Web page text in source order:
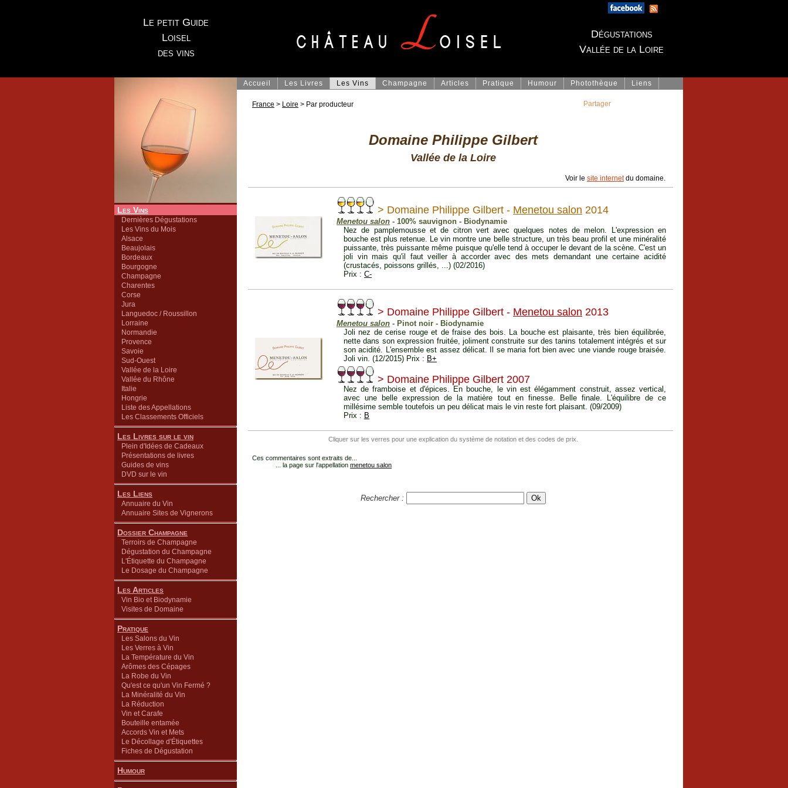
Le petit Guide
Loisel
des vins
Dégustations
Vallée de la Loire
Les Vins
Dernières Dégustations
Les Vins du Mois
Alsace
Beaujolais
Bordeaux
Bourgogne
Champagne
Charentes
Corse
Jura
Languedoc / Roussillon
Lorraine
Normandie
Provence
Savoie
Sud-Ouest
Vallée de la Loire
Vallée du Rhône
Italie
Hongrie
Liste des Appellations
Les Classements Officiels
Les Livres sur le vin
Plein d'Idées de Cadeaux
Présentations de livres
Guides de vins
DVD sur le vin
Les Liens
Annuaire du Vin
Annuaire Sites de Vignerons
Dossier Champagne
Terroirs de Champagne
Dégustation du Champagne
L'Étiquette du Champagne
Le Dosage du Champagne
Les Articles
Vin Bio et Biodynamie
Visites de Domaine
Pratique
Les Salons du Vin
Les Verres à Vin
La Température du Vin
Arômes des Cépages
La Robe du Vin
Qu'est ce qu'un Vin Fermé ?
La Minéralité du Vin
La Réduction
Vin et Carafe
Bouteille entamée
Accords Vin et Mets
Le Décollage d'Étiquettes
Fiches de Dégustation
Humour
Accueil Les Livres Les Vins Champagne Articles Pratique Humour Photothèque Liens
France > Loire > Par producteur
Domaine Philippe Gilbert
Vallée de la Loire
Voir le site internetdu domaine.
> Domaine Philippe Gilbert - Menetou salon 2014
Menetou salon - 100% sauvignon - Biodynamie
Nez de pamplemousse et de citron vert avec quelques notes de melon. L'expression en
bouche est plus retenue. Le vin montre une belle structure, un très beau profil et une minéralité
puissante, très puissante même puisque qu'elle tend à occuper le devant de la scène. C'est un
joli vin mais qu'il faut veiller à accorder avec des mets demandant une certaine acidité
(crustacés, poissons grillés, ...) (02/2016)
Prix : C-
> Domaine Philippe Gilbert - Menetou salon 2013
Menetou salon - Pinot noir - Biodynamie
Joli nez de cerise rouge et de fraise des bois. La bouche est plaisante, très bien équilibrée,
nette dans son expression fruitée, joliment construite sur des tanins totalement intégrés et sur
son acidité. L'ensemble est assez délicat. Il se maria fort bien avec une viande rouge braisée.
Joli vin. (12/2015) Prix : B+
> Domaine Philippe Gilbert 2007
Nez de framboise et d'épices. En bouche, le vin est élégamment construit, assez vertical,
avec une belle expression de la matière tout en finesse. Belle finale. L'équilibre de ce
millésime semble toutefois un peu délicat mais le vin reste fort plaisant. (09/2009)
Prix : B
Cliquer sur les verres pour une explication du système de notation et des codes de prix.
Ces commentaires sont extraits de...
... la page sur l'appellation menetou salon
Rechercher :
Partager